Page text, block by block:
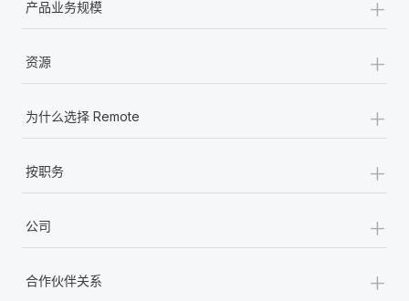
产品业务规模
资源 +
为什么选择 Remote +
按职务 +
公司 +
合作伙伴关系 +